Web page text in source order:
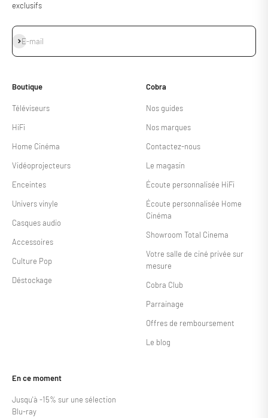
exclusifs
E-mail
S'inscrire
Boutique
Téléviseurs
HiFi
Home Cinéma
Vidéoprojecteurs
Enceintes
Univers vinyle
Casques audio
Accessoires
Culture Pop
Déstockage
Cobra
Nos guides
Nos marques
Contactez-nous
Le magasin
Écoute personnalisée HiFi
Écoute personnalisée Home
Cinéma
Showroom Total Cinema
Votre salle de ciné privée sur
mesure
Cobra Club
Parrainage
Offres de remboursement
Le blog
En ce moment
Jusqu'à -15% sur une sélection
Blu-ray